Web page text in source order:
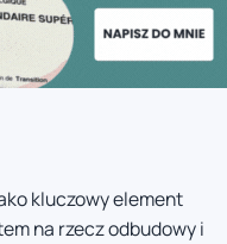
kluczowy element
na rzecz odbudowy i